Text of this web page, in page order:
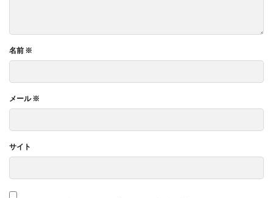
名前 ※
メール※
サイト